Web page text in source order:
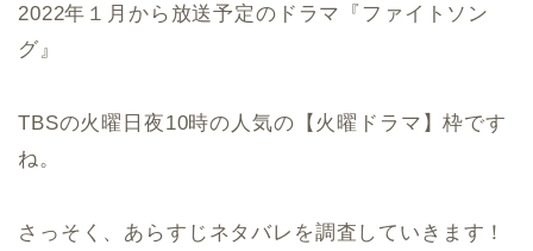
2022年１月から放送予定のドラマ『ファイトソン
グ』
TBSの火曜日夜10時の人気の【火曜ドラマ】枠です
ね。
さっそく、あらすじネタバレを調査していきます！